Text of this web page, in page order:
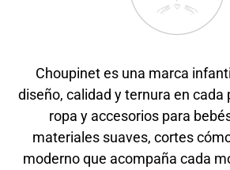
Choupinet es una marca
diseño, calidad y ternura en cada
ropa y accesorios para
materiales suaves, cortes
moderno que acompaña cada